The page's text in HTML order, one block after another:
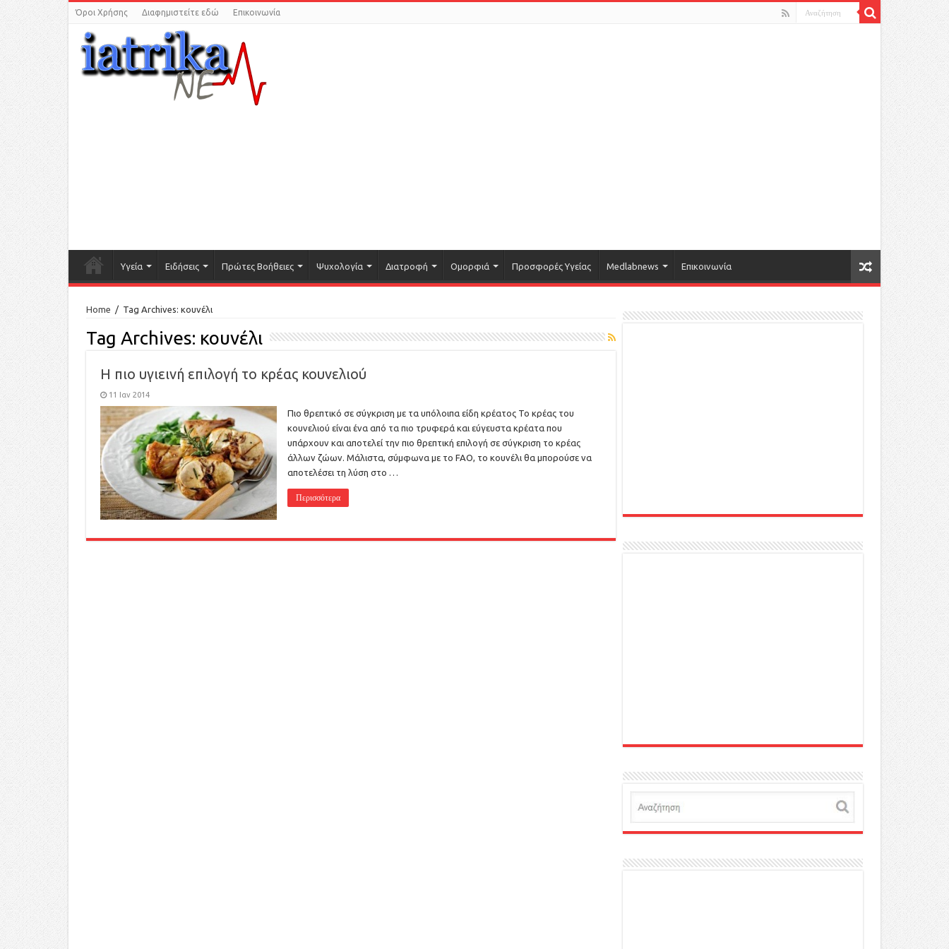
Όροι Χρήσης Διαφημιστείτε εδώ Επικοινωνία
Υγεία Ειδήσεις Πρώτες Βοήθειες Ψυχολογία Διατροφή Ομορφιά Προσφορές Υγείας Medlabnews Επικοινωνία
Home / Tag Archives: κουνέλι
Tag Archives: κουνέλι
Η πιο υγιεινή επιλογή το κρέας κουνελιού
11 Ιαν 2014
Πιο θρεπτικό σε σύγκριση με τα υπόλοιπα είδη κρέατος Το κρέας του
κουνελιού είναι ένα από τα πιο τρυφερά και εύγευστα κρέατα που
υπάρχουν και αποτελεί την πιο θρεπτική επιλογή σε σύγκριση το κρέας
άλλων ζώων. Μάλιστα, σύμφωνα με το FAO, το κουνέλι θα μπορούσε να
αποτελέσει τη λύση στο …
Περισσότερα